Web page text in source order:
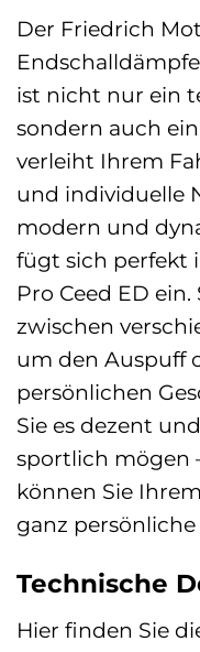
Der Friedrich
ist nicht nur ein
sondern auch
verleiht Ihrem
und individuelle
modern und
fügt sich perfekt
Pro Ceed ED
zwischen
um den Auspuff
persönlichen
Sie es dezent
sportlich mögen
können Sie
ganz
Technische
Hier finden Sie